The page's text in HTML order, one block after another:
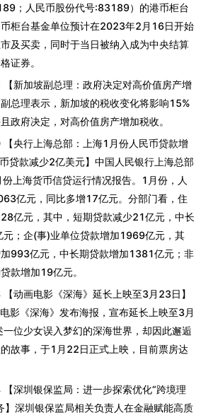
；人民币股份代号:83189）的港币柜台
柜台基金单位预计在2023年2月16日开始
及买卖，同时于当日被纳入成为中央结算
证券。
新加坡副总理：政府决定对高价值房产增
总理表示，新加坡的税收变化将影响15%
政府决定，对高价值房产增加税收。
央行上海总部：上海1月份人民币贷款增
贷款减少2亿美元】中国人民银行上海总部
上海货币信贷运行情况报告。1月份，人
亿元，同比多增17亿元。分部门看，住
亿元，其中，短期贷款减少21亿元，中长
；企(事)业单位贷款增加1969亿元，其
993亿元，中长期贷款增加1381亿元；非
款增加19亿元。
动画电影《深海》延长上映至3月23日】
影《深海》发布海报，宣布延长上映至3月
位少女误入梦幻的深海世界，却因此邂逅
故事，于1月22日正式上映，目前票房达
深圳银保监局：进一步探索优化“跨境理
】深圳银保监局相关负责人在金融赋能高质